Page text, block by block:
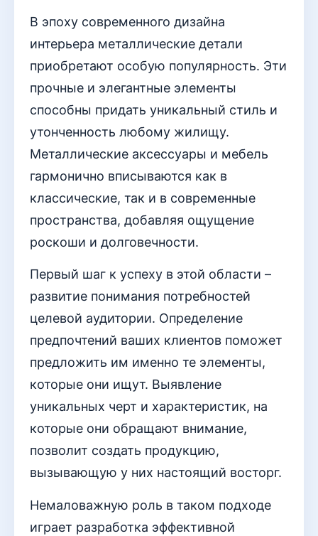
В эпоху современного дизайна
интерьера металлические детали
приобретают особую популярность. Эти
прочные и элегантные элементы
способны придать уникальный стиль и
утонченность любому жилищу.
Металлические аксессуары и мебель
гармонично вписываются как в
классические, так и в современные
пространства, добавляя ощущение
роскоши и долговечности.
Первый шаг к успеху в этой области –
развитие понимания потребностей
целевой аудитории. Определение
предпочтений ваших клиентов поможет
предложить им именно те элементы,
которые они ищут. Выявление
уникальных черт и характеристик, на
которые они обращают внимание,
позволит создать продукцию,
вызывающую у них настоящий восторг.
Немаловажную роль в таком подходе
играет разработка эффективной